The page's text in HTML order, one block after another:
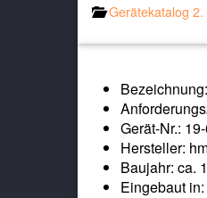
Gerätekatalog 2.
Gerät-Nr.:
Hersteller:
Baujahr: ca.
Eingebaut